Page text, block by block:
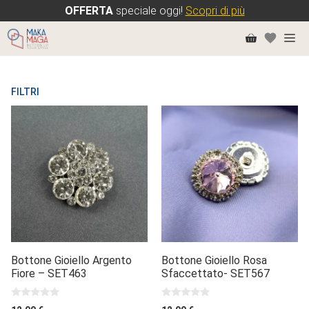
OFFERTAspeciale oggi! Scopri di più
Vai
FILTRI
Bottone Gioiello Argento
Fiore – SET463
0
Bottone Gioiello Rosa
Sfaccettato- SET567
0